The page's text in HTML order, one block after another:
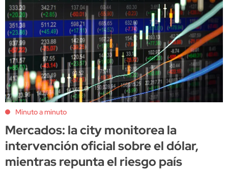
Minuto a minuto
Mercados: la city monitorea la
intervención oficial sobre el dólar,
mientras repunta el riesgo país